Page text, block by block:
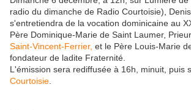
radio du dimanche de Radio Courtoisie),
s'entretiendra de la vocation dominicaine au
Père Dominique-Marie de Saint Laumer,
Saint-Vincent-Ferrier, et le Père Louis-Marie
fondateur de ladite Fraternité.
L'émission sera rediffusée à 16h, minuit, puis
Courtoisie